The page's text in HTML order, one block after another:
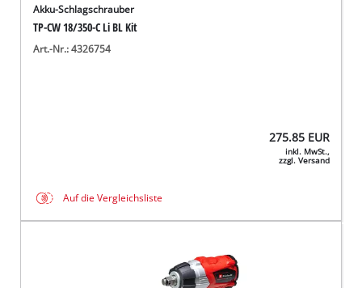
Akku-Schlagschrauber
TP-CW 18/350-C Li BL Kit
Art.-Nr.: 4326754
275.85 EUR
inkl. MwSt.,
zzgl. Versand
Auf die Vergleichsliste